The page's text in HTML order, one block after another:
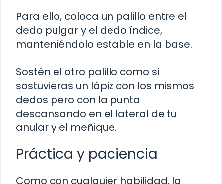
Para ello, coloca un palillo entre el
dedo pulgar y el dedo índice,
manteniéndolo estable en la base.
Sostén el otro palillo como si
sostuvieras un lápiz con los mismos
dedos pero con la punta
descansando en el lateral de tu
anular y el meñique.
Práctica y paciencia
Como con cualquier habilidad, la